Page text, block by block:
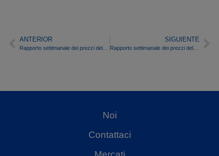
ANTERIOR SIGUIENTE
Noi
Contattaci